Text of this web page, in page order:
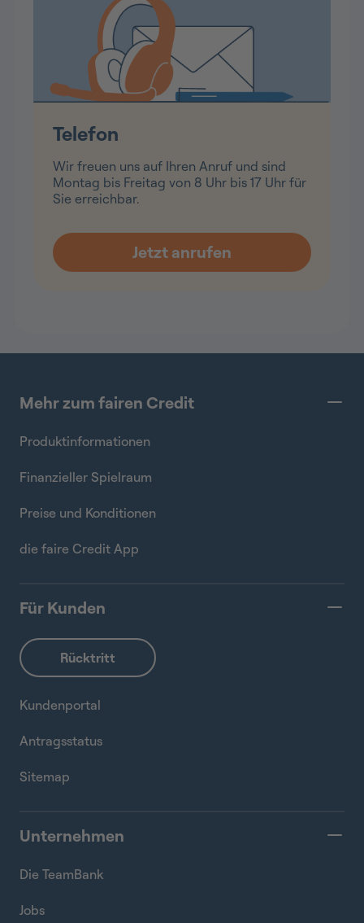
Telefon
Wir freuen uns auf Ihren Anruf und sind
Montag bis Freitag von 8 Uhr bis 17 Uhr für
Sie erreichbar.
Mehr zum fairen Credit
Produktinformationen
Finanzieller Spielraum
Preise und Konditionen
die faire Credit App
Für Kunden
Kundenportal
Antragsstatus
Sitemap
Unternehmen
Die TeamBank
Jobs